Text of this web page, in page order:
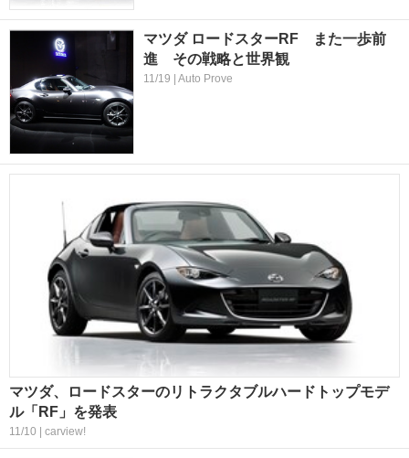
マツダ ロードスターRF また一歩前
進 その戦略と世界観
11/19 | Auto Prove
マツダ、ロードスターのリトラクタブルハードトップモデ
ル「RF」を発表
11/10 | carview!